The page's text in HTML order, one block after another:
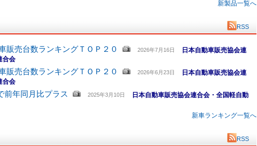
新製品一覧へ
RSS
販売台数ランキングＴＯＰ２０ 2026年7月16日 日本自動車販売協会連
合会
販売台数ランキングＴＯＰ２０
2026年6月23日 日本自動車販売協会連
合会
前年同月比プラス
2025年3月10日 日本自動車販売協会連合会・全国軽自動
新車ランキング一覧へ
RSS